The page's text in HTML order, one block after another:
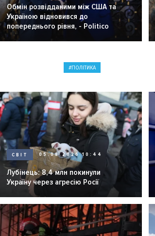
Обмін розвідданими між США та
Україною відновився до
попереднього рівня, - Politico
ПОЛІТИКА
СВІТ 05.08.2026 10:44
Лубінець: 8,4 млн покинули
Україну через агресію Росії